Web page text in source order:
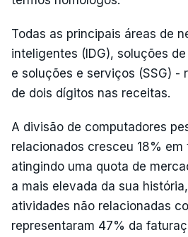
Todas as principais áreas de
inteligentes (IDG), soluções
e soluções e serviços (SSG) -
de dois dígitos nas receitas.
A divisão de computadores
relacionados cresceu 18%
atingindo uma quota de
a mais elevada da sua
atividades não relacionadas
representaram 47% da